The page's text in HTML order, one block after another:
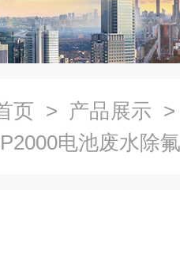
页 > 产品展示
电池废水除氟